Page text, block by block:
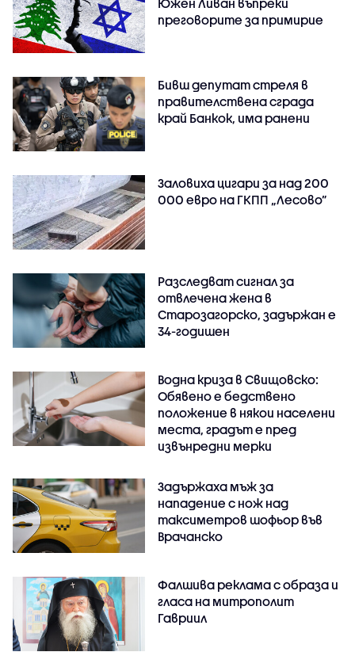
Южен Ливан въпреки
преговорите за примирие
Бивш депутат стреля в
правителствена сграда
край Банкок, има ранени
Заловиха цигари за над 200
000 евро на ГКПП „Лесово”
Разследват сигнал за
отвлечена жена в
Старозагорско, задържан е
34-годишен
Водна криза в Свищовско:
Обявено е бедствено
положение в някои населени
места, градът е пред
извънредни мерки
Задържаха мъж за
нападение с нож над
таксиметров шофьор във
Врачанско
Фалшива реклама с образа и
гласа на митрополит
Гавриил